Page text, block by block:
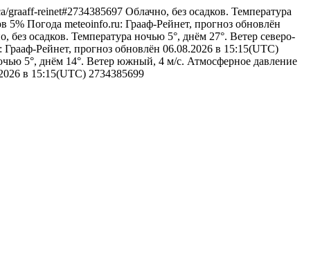
graaff-reinet#2734385697 Облачно, без осадков. Температура
5% Погода meteoinfo.ru: Грааф-Рейнет, прогноз обновлён
без осадков. Температура ночью 5°, днём 27°. Ветер северо-
Грааф-Рейнет, прогноз обновлён 06.08.2026 в 15:15(UTC)
5°, днём 14°. Ветер южный, 4 м/с. Атмосферное давление
в 15:15(UTC) 2734385699